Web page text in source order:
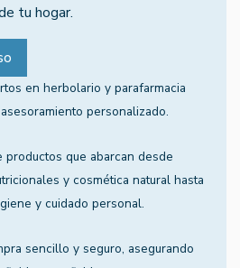
tu hogar.
en herbolario y parafarmacia
personalizado.
productos que abarcan desde
y cosmética natural hasta
y cuidado personal.
sencillo y seguro, asegurando